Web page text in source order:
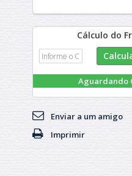
Cálculo do
Aguardando
Enviar a um amigo
Imprimir